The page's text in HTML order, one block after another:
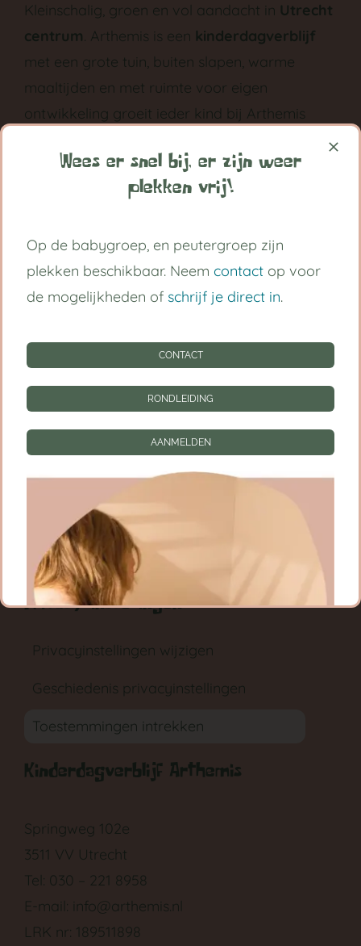
Kleinschalig, groen en vol aandacht in Utrecht
centrum. Arthemis is een kinderdagverblijf
met een grote tuin, buiten slapen, warme
maaltijden en met ruimte voor eigen
ontwikkeling groeit ieder kind bij Arthemis
Handige links
Peutergroep
Tarieven
RONDLEIDING
AANMELDEN
Privacy instellingen
Privacyinstellingen wijzigen
Geschiedenis privacyinstellingen
Toestemmingen intrekken
Kinderdagverblijf Arthemis
Springweg 102e
3511 VV Utrecht
Tel: 030 – 221 8958
E-mail: info@arthemis.nl
LRK nr: 189511898
Wees er snel bij, er zijn weer
plekken vrij!
Op de babygroep, en peutergroep zijn
plekken beschikbaar. Neem contact op voor
de mogelijkheden of schrijf je direct in.
CONTACT
RONDLEIDING
AANMELDEN